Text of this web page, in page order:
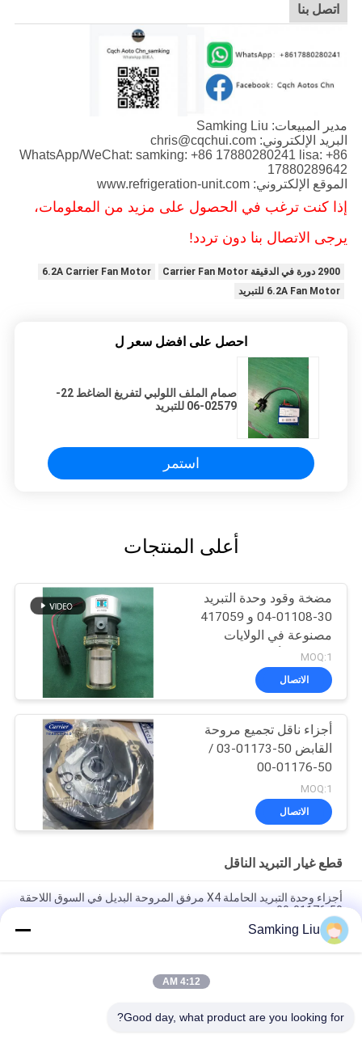
اتصل بنا
مدير المبيعات: Samking Liu
البريد الإلكتروني: chris@cqchui.com
WhatsApp/WeChat: samking: +86 17880280241 lisa: +86
17880289642
الموقع الإلكتروني: www.refrigeration-unit.com
إذا كنت ترغب في الحصول على مزيد من المعلومات،
يرجى الاتصال بنا دون تردد!
2900 دورة في الدقيقة Carrier Fan Motor
6.2A Carrier Fan Motor
6.2A Fan Motor للتبريد
احصل على افضل سعر ل
صمام الملف اللولبي لتفريغ الضاغط 22-
02579-06 للتبريد
استمر
أعلى المنتجات
مضخة وقود وحدة التبريد
30-01108-04 و 417059
مصنوعة في الولايات
المتحدة الأمريكية استبدال
30-66840-00
MOQ:1
الاتصال
أجزاء ناقل تجميع مروحة
القابض 50-01173-03 /
50-01176-00
MOQ:1
الاتصال
قطع غيار التبريد الناقل
أجزاء وحدة التبريد الحاملة X4 مرفق المروحة البديل في السوق اللاحقة
50-01176-00
950U 950MT 950 922 1150MT 944 1250MT
Samking Liu
4:12 AM
Good day, what product are you looking for?